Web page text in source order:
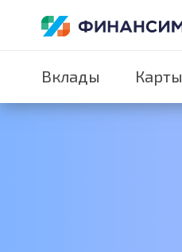
Вклады Карты